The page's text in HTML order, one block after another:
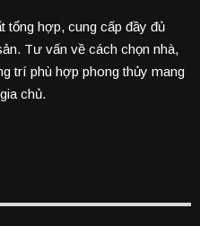
tổng hợp, cung cấp đầy đủ
Tư vấn về cách chọn nhà,
trí phù hợp phong thủy mang
chủ.